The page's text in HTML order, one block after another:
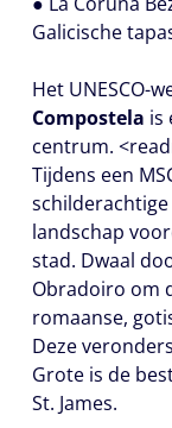
Galicische
Het UNESCO-
Compostela is
centrum.
Tijdens een
landschap
stad. Dwaal
Obradoiro om
romaanse,
Deze
Grote is de
St. James.